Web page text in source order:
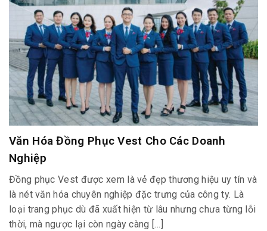
Văn Hóa Đồng Phục Vest Cho Các Doanh
Nghiệp
Đồng phục Vest được xem là vẻ đẹp thương hiệu uy tín và
là nét văn hóa chuyên nghiệp đặc trưng của công ty. Là
loại trang phục dù đã xuất hiện từ lâu nhưng chưa từng lỗi
thời, mà ngược lại còn ngày càng […]